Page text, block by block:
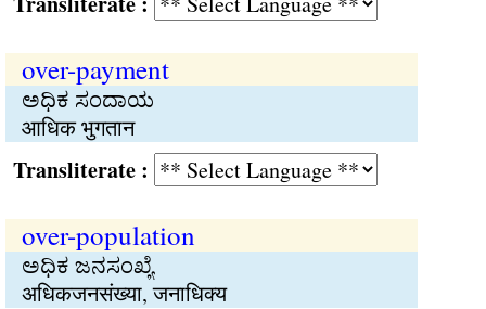
over-payment
ಅಧಿಕ ಸಂದಾಯ
आधिक भुगतान
:
over-population
ಅಧಿಕ ಜನಸಂಖ್ಯೆ
अधिकजनसंख्या, जनाधिक्य